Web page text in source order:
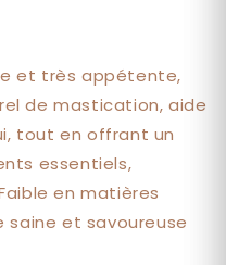
et très appétente,
de mastication, aide
tout en offrant un
essentiels,
en matières
saine et savoureuse